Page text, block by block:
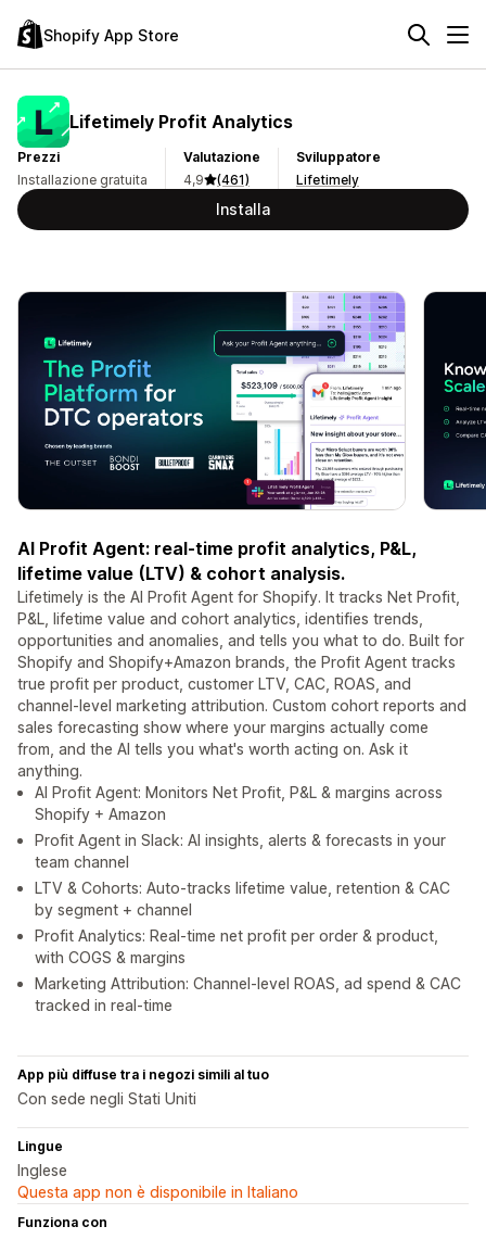
Shopify App Store
Lifetimely Profit Analytics
Prezzi
Installazione gratuita
Valutazione
4,9
(461)
Sviluppatore
Lifetimely
Installa
AI Profit Agent: real-time profit analytics, P&L,
lifetime value (LTV) & cohort analysis.
Lifetimely is the AI Profit Agent for Shopify. It tracks Net Profit,
P&L, lifetime value and cohort analytics, identifies trends,
opportunities and anomalies, and tells you what to do. Built for
Shopify and Shopify+Amazon brands, the Profit Agent tracks
true profit per product, customer LTV, CAC, ROAS, and
channel-level marketing attribution. Custom cohort reports and
sales forecasting show where your margins actually come
from, and the AI tells you what's worth acting on. Ask it
anything.
AI Profit Agent: Monitors Net Profit, P&L & margins across
Shopify + Amazon
Profit Agent in Slack: AI insights, alerts & forecasts in your
team channel
LTV & Cohorts: Auto-tracks lifetime value, retention & CAC
by segment + channel
Profit Analytics: Real-time net profit per order & product,
with COGS & margins
Marketing Attribution: Channel-level ROAS, ad spend & CAC
tracked in real-time
App più diffuse tra i negozi simili al tuo
Con sede negli Stati Uniti
Lingue
Inglese
Questa app non è disponibile in Italiano
Funziona con